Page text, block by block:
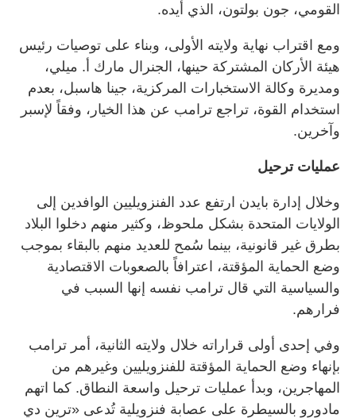
القومي، جون بولتون، الذي أيده.
ومع اقتراب نهاية ولايته الأولى، وبناء على توصيات رئيس
هيئة الأركان المشتركة حينها، الجنرال مارك أ. ميلي،
ومديرة وكالة الاستخبارات المركزية، جينا هاسبل، بعدم
استخدام القوة، تراجع ترامب عن هذا الخيار، وفقاً لإسبر
وآخرين.
عمليات ترحيل
وخلال إدارة بايدن ارتفع عدد الفنزويليين الوافدين إلى
الولايات المتحدة بشكل ملحوظ، وكثير منهم دخلوا البلاد
بطرق غير قانونية، بينما سُمح للعديد منهم بالبقاء بموجب
وضع الحماية المؤقتة، اعترافاً بالصعوبات الاقتصادية
والسياسية التي قال ترامب نفسه إنها السبب في
فرارهم.
وفي إحدى أولى قراراته خلال ولايته الثانية، أمر ترامب
بإنهاء وضع الحماية المؤقتة للفنزويليين وغيرهم من
المهاجرين، وبدأ عمليات ترحيل واسعة النطاق. كما اتهم
مادورو بالسيطرة على عصابة فنزويلية تُدعى «ترين دي